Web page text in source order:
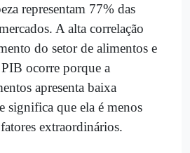
representam 77% das
A alta correlação
do setor de alimentos e
ocorre porque a
apresenta baixa
significa que ela é menos
extraordinários.